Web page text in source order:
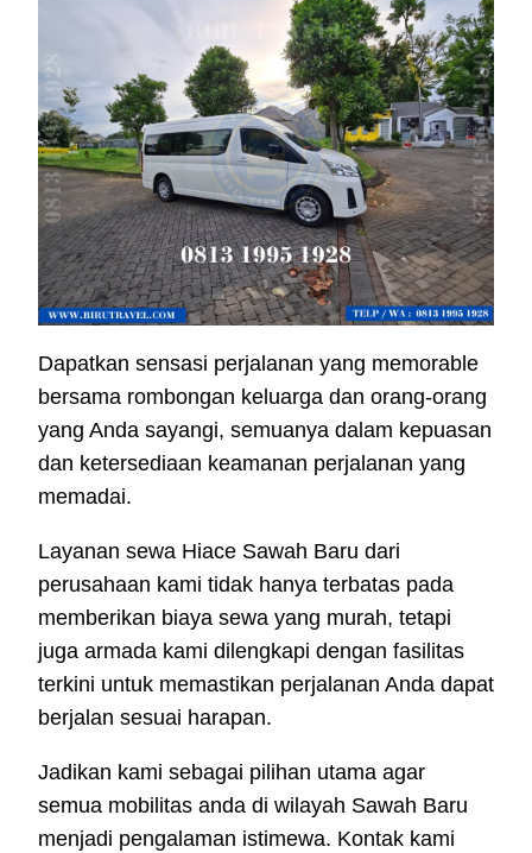
Dapatkan sensasi perjalanan yang memorable
bersama rombongan keluarga dan orang-orang
yang Anda sayangi, semuanya dalam kepuasan
dan ketersediaan keamanan perjalanan yang
memadai.
Layanan sewa Hiace Sawah Baru dari
perusahaan kami tidak hanya terbatas pada
memberikan biaya sewa yang murah, tetapi
juga armada kami dilengkapi dengan fasilitas
terkini untuk memastikan perjalanan Anda dapat
berjalan sesuai harapan.
Jadikan kami sebagai pilihan utama agar
semua mobilitas anda di wilayah Sawah Baru
menjadi pengalaman istimewa. Kontak kami